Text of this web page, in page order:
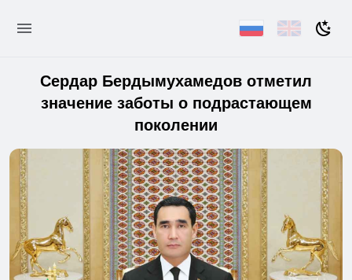
Сердар Бердымухамедов отметил
значение заботы о подрастающем
поколении